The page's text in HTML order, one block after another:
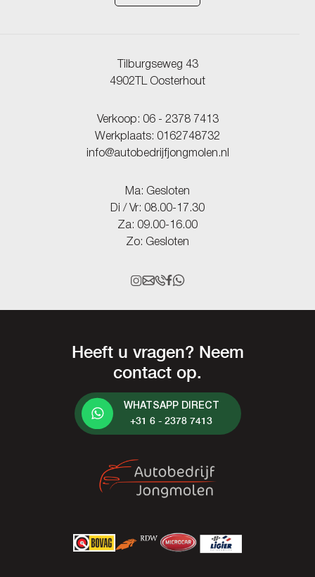
Tilburgseweg 43
4902TL Oosterhout
Verkoop: 06 - 2378 7413
Werkplaats: 0162748732
info@autobedrijfjongmolen.nl
Ma: Gesloten
Di / Vr: 08.00-17.30
Za: 09.00-16.00
Zo: Gesloten
Heeft u vragen? Neem
contact op.
WHATSAPP DIRECT
+31 6 - 2378 7413